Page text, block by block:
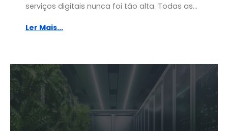
serviços digitais nunca foi tão alta. Todas as...
Ler Mais...